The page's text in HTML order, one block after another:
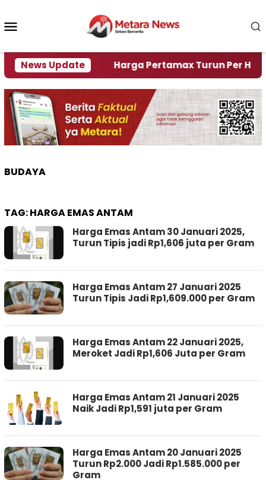
konten
News Update
Krisi Air Harga Pertamax Turun Per Hari Ini,
BUDAYA
TAG:HARGA EMAS ANTAM
Harga Emas Antam 30 Januari 2025,
Turun Tipis jadi Rp1,606 juta per Gram
Harga Emas Antam 27 Januari 2025
Turun Tipis Jadi Rp1,609.000 per Gram
Harga Emas Antam 22 Januari 2025,
Meroket Jadi Rp1,606 Juta per Gram
Harga Emas Antam 21 Januari 2025
Naik Jadi Rp1,591 juta per Gram
Harga Emas Antam 20 Januari 2025
Turun Rp2.000 Jadi Rp1.585.000 per
Gram